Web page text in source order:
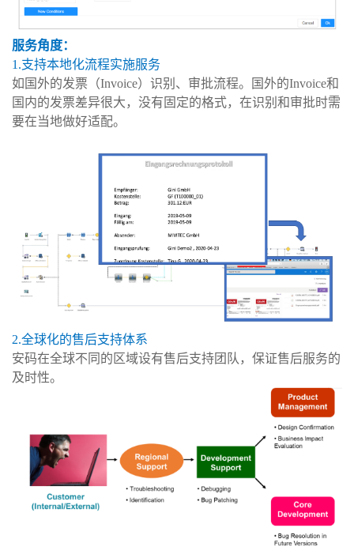
服务角度：
1.支持本地化流程实施服务
如国外的发票（Invoice）识别、审批流程。国外的Invoice和
国内的发票差异很大，没有固定的格式，在识别和审批时需
要在当地做好适配。
2.全球化的售后支持体系
安码在全球不同的区域设有售后支持团队，保证售后服务的
及时性。